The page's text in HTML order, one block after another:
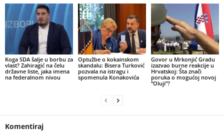
​Koga SDA šalje u borbu za
vlast? Zahiragić na čelu
državne liste, jaka imena
na federalnom nivou
​Optužbe o kokainskom
skandalu: Bisera Turković
pozvala na istragu i
spomenula Konakovića
​Govor u Mrkonjić Gradu
izazvao burne reakcije u
Hrvatskoj: Šta znači
poruka o mogućoj novoj
“Oluji”?
Komentiraj